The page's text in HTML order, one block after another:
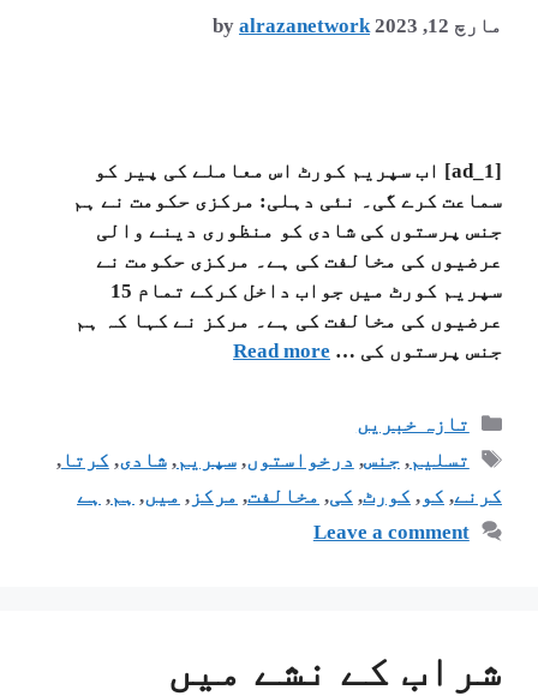
مارچ 12, 2023 by alrazanetwork
[ad_1] اب سپریم کورٹ اس معاملے کی پیر کو
سماعت کرے گی۔ نئی دہلی: مرکزی حکومت نے ہم
جنس پرستوں کی شادی کو منظوری دینے والی
عرضیوں کی مخالفت کی ہے۔ مرکزی حکومت نے
سپریم کورٹ میں جواب داخل کرکے تمام 15
عرضیوں کی مخالفت کی ہے۔ مرکز نے کہا کہ ہم
جنس پرستوں کی … Read more
تازہ خبریں
تسلیم,جنس, درخواستوں,سپریم,شادی, کرتا,
کرنے, کو, کورٹ, کی, مخالفت, مرکز , میں, ہم, ہے
Leave a comment
شراب کے نشے میں